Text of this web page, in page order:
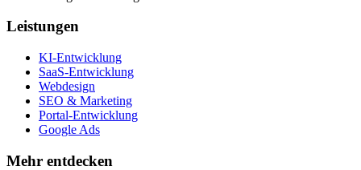
Leistungen
KI-Entwicklung
SaaS-Entwicklung
Webdesign
SEO & Marketing
Portal-Entwicklung
Google Ads
Mehr entdecken